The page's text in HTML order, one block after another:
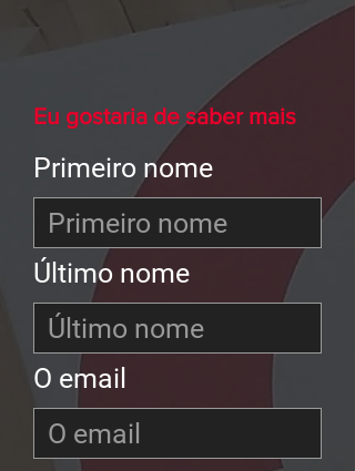
Eu gostaria de saber mais
Primeiro nome
Último nome
O email